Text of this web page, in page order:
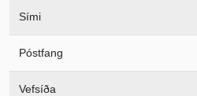
Sími
Póstfang
Vefsíða